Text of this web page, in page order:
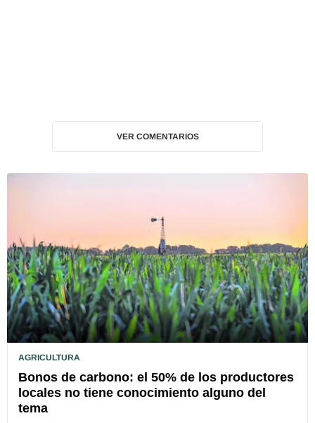
VER COMENTARIOS
AGRICULTURA
Bonos de carbono: el 50% de los productores
locales no tiene conocimiento alguno del
tema